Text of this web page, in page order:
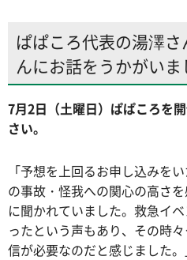
ぱぱころ代表の湯澤
んにお話をうかがいま
7月2日（土曜日）ぱぱころを
さい。
「予想を上回るお申し込みを
の事故・怪我への関心の高さ
に聞かれていました。救急イ
ったという声もあり、その時
信が必要なのだと感じました。